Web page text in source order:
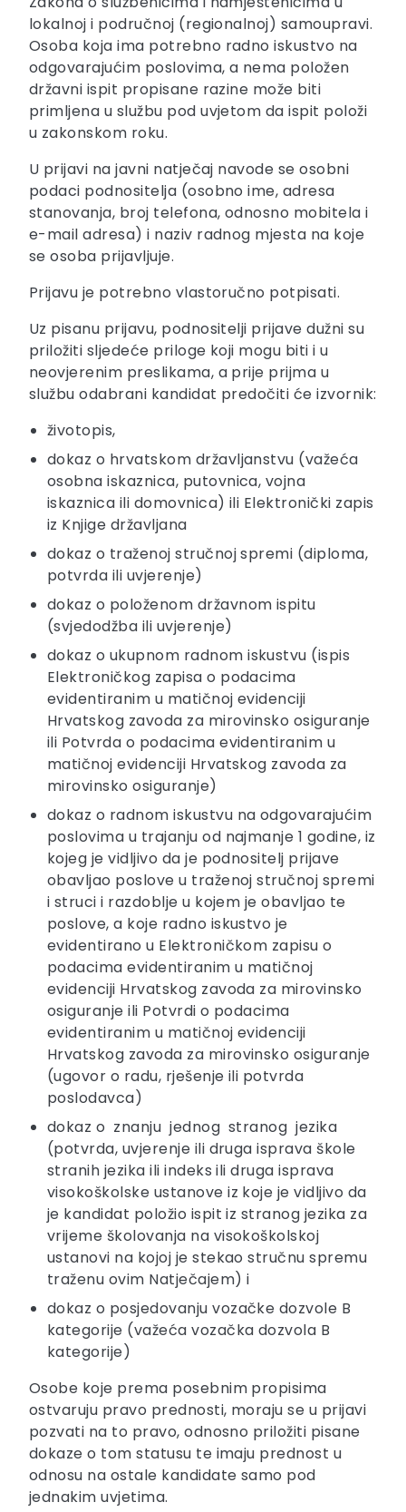
lokalnoj i područnoj (regionalnoj) samoupravi.
Osoba koja ima potrebno radno iskustvo na
odgovarajućim poslovima, a nema položen
državni ispit propisane razine može biti
primljena u službu pod uvjetom da ispit položi
u zakonskom roku.
U prijavi na javni natječaj navode se osobni
podaci podnositelja (osobno ime, adresa
stanovanja, broj telefona, odnosno mobitela i
e-mail adresa) i naziv radnog mjesta na koje
se osoba prijavljuje.
Prijavu je potrebno vlastoručno potpisati.
Uz pisanu prijavu, podnositelji prijave dužni su
priložiti sljedeće priloge koji mogu biti i u
neovjerenim preslikama, a prije prijma u
službu odabrani kandidat predočiti će izvornik:
životopis,
dokaz o hrvatskom državljanstvu (važeća
osobna iskaznica, putovnica, vojna
iskaznica ili domovnica) ili Elektronički zapis
iz Knjige državljana
dokaz o traženoj stručnoj spremi (diploma,
potvrda ili uvjerenje)
dokaz o položenom državnom ispitu
(svjedodžba ili uvjerenje)
dokaz o ukupnom radnom iskustvu (ispis
Elektroničkog zapisa o podacima
evidentiranim u matičnoj evidenciji
Hrvatskog zavoda za mirovinsko osiguranje
ili Potvrda o podacima evidentiranim u
matičnoj evidenciji Hrvatskog zavoda za
mirovinsko osiguranje)
dokaz o radnom iskustvu na odgovarajućim
poslovima u trajanju od najmanje 1 godine, iz
kojeg je vidljivo da je podnositelj prijave
obavljao poslove u traženoj stručnoj spremi
i struci i razdoblje u kojem je obavljao te
poslove, a koje radno iskustvo je
evidentirano u Elektroničkom zapisu o
podacima evidentiranim u matičnoj
evidenciji Hrvatskog zavoda za mirovinsko
osiguranje ili Potvrdi o podacima
evidentiranim u matičnoj evidenciji
Hrvatskog zavoda za mirovinsko osiguranje
(ugovor o radu, rješenje ili potvrda
poslodavca)
dokaz o znanju jednog stranog jezika
(potvrda, uvjerenje ili druga isprava škole
stranih jezika ili indeks ili druga isprava
visokoškolske ustanove iz koje je vidljivo da
je kandidat položio ispit iz stranog jezika za
vrijeme školovanja na visokoškolskoj
ustanovi na kojoj je stekao stručnu spremu
traženu ovim Natječajem) i
dokaz o posjedovanju vozačke dozvole B
kategorije (važeća vozačka dozvola B
kategorije)
Osobe koje prema posebnim propisima
ostvaruju pravo prednosti, moraju se u prijavi
pozvati na to pravo, odnosno priložiti pisane
dokaze o tom statusu te imaju prednost u
odnosu na ostale kandidate samo pod
jednakim uvjetima.